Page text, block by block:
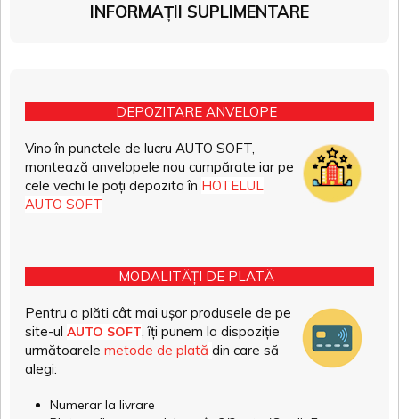
INFORMAȚII SUPLIMENTARE
DEPOZITARE ANVELOPE
Vino în punctele de lucru AUTO SOFT,
montează anvelopele nou cumpărate iar pe
cele vechi le poți depozita în HOTELUL
AUTO SOFT
MODALITĂȚI DE PLATĂ
Pentru a plăti cât mai ușor produsele de pe
site-ul AUTO SOFT , îți punem la dispoziție
următoarele metode de plată din care să
alegi:
Numerar la livrare